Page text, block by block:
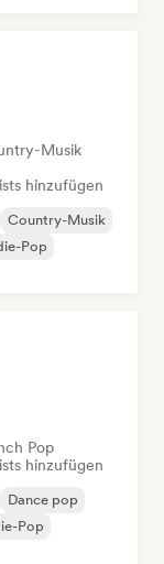
Musik
hinzufügen
Country-Musik
Pop
Pop
hinzufügen
Dance pop
Pop